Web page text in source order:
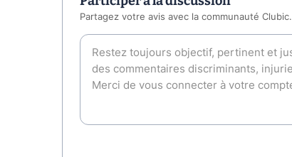
Partagez votre avis avec la communauté Clubic.